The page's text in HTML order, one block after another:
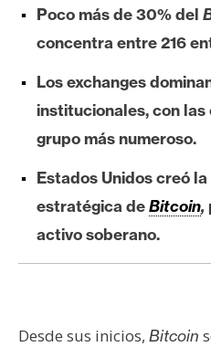
m
I
A
A
á
l
i
s
Poco más de 30% del
concentra entre 216
Los exchanges
institucionales, con las
grupo más numeroso.
Estados Unidos creó
estratégica deBitcoin,
activo soberano.
Desde sus inicios, Bitcoin